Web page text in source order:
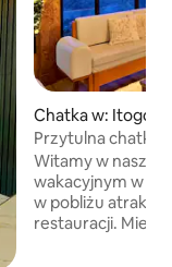
Chatka w: Itogon
Przytulna chatka
widokiem na góry
Witamy w
wakacyjnym w Baguio. 😊
w pobliżu atrakcji
restauracji. Miejsca 🚩turystyczne The